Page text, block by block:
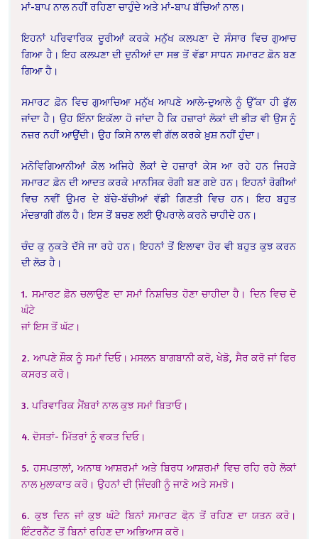
ਮਾਂ-ਬਾਪ ਨਾਲ ਨਹੀਂ ਰਹਿਣਾ ਚਾਹੁੰਦੇ ਅਤੇ ਮਾਂ-ਬਾਪ ਬੱਚਿਆਂ ਨਾਲ।
ਇਹਨਾਂ ਪਰਿਵਾਰਿਕ ਦੂਰੀਆਂ ਕਰਕੇ ਮਨੁੱਖ ਕਲਪਣਾ ਦੇ ਸੰਸਾਰ ਵਿਚ ਗੁਆਚ
ਗਿਆ ਹੈ। ਇਹ ਕਲਪਣਾ ਦੀ ਦੁਨੀਆਂ ਦਾ ਸਭ ਤੋਂ ਵੱਡਾ ਸਾਧਨ ਸਮਾਰਟ ਫ਼ੋਨ ਬਣ
ਗਿਆ ਹੈ।
ਸਮਾਰਟ ਫ਼ੋਨ ਵਿਚ ਗੁਆਚਿਆ ਮਨੁੱਖ ਆਪਣੇ ਆਲੇ-ਦੁਆਲੇ ਨੂੰ ਉੱਕਾ ਹੀ ਭੁੱਲ
ਜਾਂਦਾ ਹੈ। ਉਹ ਇੰਨਾ ਇਕੱਲਾ ਹੋ ਜਾਂਦਾ ਹੈ ਕਿ ਹਜ਼ਾਰਾਂ ਲੋਕਾਂ ਦੀ ਭੀੜ ਵੀ ਉਸ ਨੂੰ
ਨਜ਼ਰ ਨਹੀਂ ਆਉਂਦੀ। ਉਹ ਕਿਸੇ ਨਾਲ ਵੀ ਗੱਲ ਕਰਕੇ ਖ਼ੁਸ਼ ਨਹੀਂ ਹੁੰਦਾ।
ਮਨੋਵਿਗਿਆਨੀਆਂ ਕੋਲ ਅਜਿਹੇ ਲੋਕਾਂ ਦੇ ਹਜ਼ਾਰਾਂ ਕੇਸ ਆ ਰਹੇ ਹਨ ਜਿਹੜੇ
ਸਮਾਰਟ ਫ਼ੋਨ ਦੀ ਆਦਤ ਕਰਕੇ ਮਾਨਸਿਕ ਰੋਗੀ ਬਣ ਗਏ ਹਨ। ਇਹਨਾਂ ਰੋਗੀਆਂ
ਵਿਚ ਨਵੀਂ ਉਮਰ ਦੇ ਬੱਚੇ-ਬੱਚੀਆਂ ਵੱਡੀ ਗਿਣਤੀ ਵਿਚ ਹਨ। ਇਹ ਬਹੁਤ
ਮੰਦਭਾਗੀ ਗੱਲ ਹੈ। ਇਸ ਤੋਂ ਬਚਣ ਲਈ ਉਪਰਾਲੇ ਕਰਨੇ ਚਾਹੀਦੇ ਹਨ।
ਚੰਦ ਕੁ ਨੁਕਤੇ ਦੱਸੇ ਜਾ ਰਹੇ ਹਨ। ਇਹਨਾਂ ਤੋਂ ਇਲਾਵਾ ਹੋਰ ਵੀ ਬਹੁਤ ਕੁਝ ਕਰਨ
ਦੀ ਲੋੜ ਹੈ।
1. ਸਮਾਰਟ ਫ਼ੋਨ ਚਲਾਉਣ ਦਾ ਸਮਾਂ ਨਿਸ਼ਚਿਤ ਹੋਣਾ ਚਾਹੀਦਾ ਹੈ। ਦਿਨ ਵਿਚ ਦੋ
ਘੰਟੇ
ਜਾਂ ਇਸ ਤੋਂ ਘੱਟ।
2. ਆਪਣੇ ਸ਼ੌਕ ਨੂੰ ਸਮਾਂ ਦਿਓ। ਮਸਲਨ ਬਾਗਬਾਨੀ ਕਰੋ, ਖੇਡੋ, ਸੈਰ ਕਰੋ ਜਾਂ ਫਿਰ
ਕਸਰਤ ਕਰੋ।
3. ਪਰਿਵਾਰਿਕ ਮੈਂਬਰਾਂ ਨਾਲ ਕੁਝ ਸਮਾਂ ਬਿਤਾਓ।
4. ਦੋਸਤਾਂ- ਮਿੱਤਰਾਂ ਨੂੰ ਵਕਤ ਦਿਓ।
5. ਹਸਪਤਾਲਾਂ, ਅਨਾਥ ਆਸ਼ਰਮਾਂ ਅਤੇ ਬਿਰਧ ਆਸ਼ਰਮਾਂ ਵਿਚ ਰਹਿ ਰਹੇ ਲੋਕਾਂ
ਨਾਲ ਮੁਲਾਕਾਤ ਕਰੋ। ਉਹਨਾਂ ਦੀ ਜਿ਼ੰਦਗੀ ਨੂੰ ਜਾਣੋ ਅਤੇ ਸਮਝੋ।
6. ਕੁਝ ਦਿਨ ਜਾਂ ਕੁਝ ਘੰਟੇ ਬਿਨਾਂ ਸਮਾਰਟ ਫੋ਼ਨ ਤੋਂ ਰਹਿਣ ਦਾ ਯਤਨ ਕਰੋ।
ਇੰਟਰਨੈੱਟ ਤੋਂ ਬਿਨਾਂ ਰਹਿਣ ਦਾ ਅਭਿਆਸ ਕਰੋ।